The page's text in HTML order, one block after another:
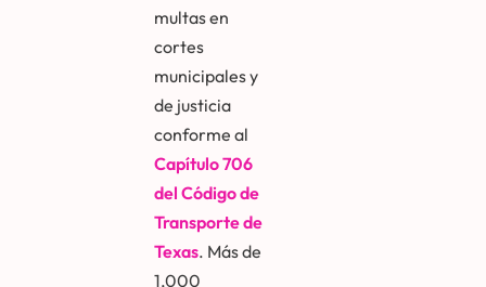
multas en
cortes
municipales y
de justicia
conforme al
Capítulo 706
del Código de
Transporte de
Texas. Más de
1,000